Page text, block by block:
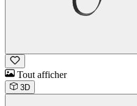
Tout afficher
3D